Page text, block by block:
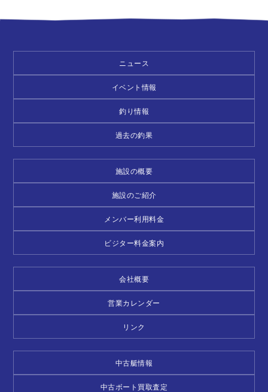
ニュース
イベント情報
釣り情報
過去の釣果
施設の概要
施設のご紹介
メンバー利用料金
ビジター料金案内
会社概要
営業カレンダー
リンク
中古艇情報
中古ボート買取査定